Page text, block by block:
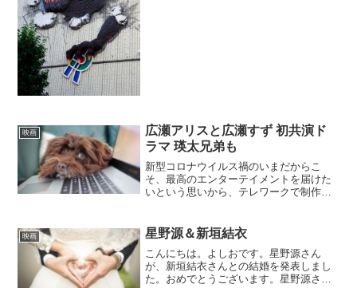
映画
広瀬アリスと広瀬すず 初共演ド
ラマ 瑛太兄弟も
新型コロナウイルス禍のいまだからこ
そ、最高のエンターテイメントを届けた
いという思いから、テレワークで制作さ
ナル新作で届けられるということです。
しかもキャストも豪華！
映画 星野源＆新垣結衣
こんにちは。よしおです。星野源さん
が、新垣結衣さんとの結婚を発表しまし
た。おめでとうございます。星野源さん